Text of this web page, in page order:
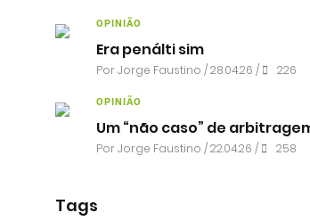
OPINIÃO
Era penálti sim
PorJorge Faustino / 28.04.26 / 226
OPINIÃO
Um “não caso” de
PorJorge Faustino / 22.04.26 / 258
Tags